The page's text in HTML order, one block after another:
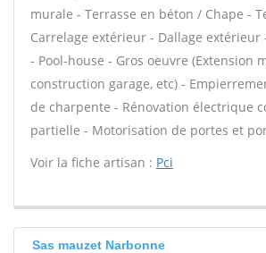
murale - Terrasse en béton / Chape -
Carrelage extérieur - Dallage extérieur
- Pool-house - Gros oeuvre (Extension
construction garage, etc) -
de charpente - Rénovation électrique
partielle - Motorisation de portes et
Voir la fiche artisan : Pci
Sas mauzet Narbonne